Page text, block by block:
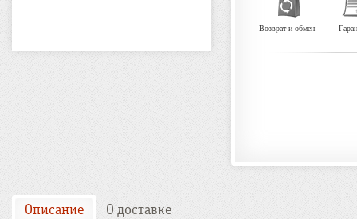
Возврат и обмен
Описание О доставке